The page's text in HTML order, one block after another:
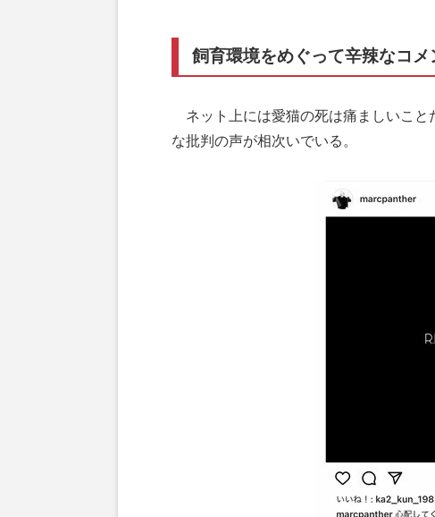
飼育環境をめぐって辛辣なコメ
ネット上には愛猫の死は痛ましいこと
な批判の声が相次いでいる。